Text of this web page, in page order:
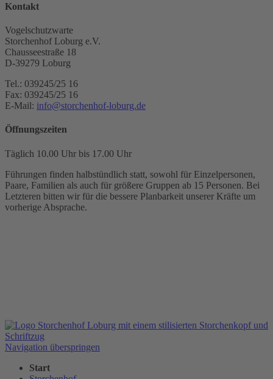
Kontakt
Vogelschutzwarte
Storchenhof Loburg e.V.
Chausseestraße 18
D-39279 Loburg
Tel.: 039245/25 16
Fax: 039245/25 16
E-Mail: info@storchenhof-loburg.de
Öffnungszeiten
Täglich 10.00 Uhr bis 17.00 Uhr
Führungen finden halbstündlich statt, sowohl für Einzelpersonen,
Paare, Familien als auch für größere Gruppen ab 15 Personen. Bei
Letzteren bitten wir für die bessere Planbarkeit unserer Kräfte um
vorherige Absprache.
Navigation überspringen
Start